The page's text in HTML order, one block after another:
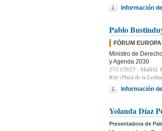
Información
Pablo
FÓRUM EUROPA
Ministro de
y Agenda 2030
27/11/2025 - Madrid,
Ritz (Plaza de la
Información
Yolanda Díaz
Presentadora de